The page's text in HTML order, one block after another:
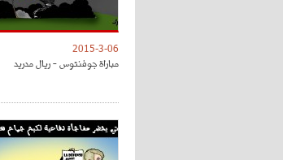
2015-3-06
مباراة جوفنتوس - ريال مدريد